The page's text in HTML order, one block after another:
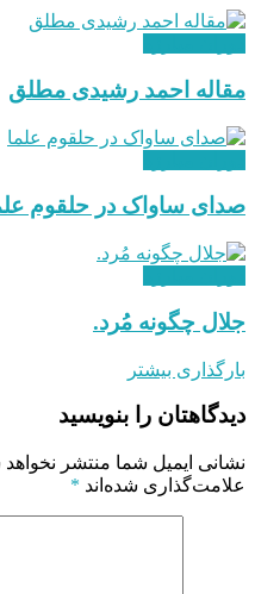
مقاله احمد رشیدی مطلق
صدای ساواک در حلقوم
جلال چگونه مُرد.
بارگذاری بیشتر
دیدگاهتان را بنویسید
نشانی ایمیل شما منتشر
علامت‌گذاری شده‌اند *